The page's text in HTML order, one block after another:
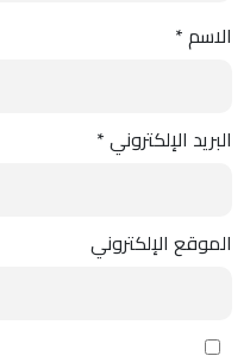
الاسم*
البريد الإلكتروني*
الموقع الإلكتروني